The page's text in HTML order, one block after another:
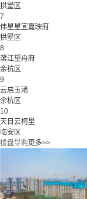
拱墅区
7
伟星星宜嘉映府
拱墅区
8
滨江望舟府
余杭区
9
云启玉渚
余杭区
10
天目云柯里
临安区
楼盘导购更多>>